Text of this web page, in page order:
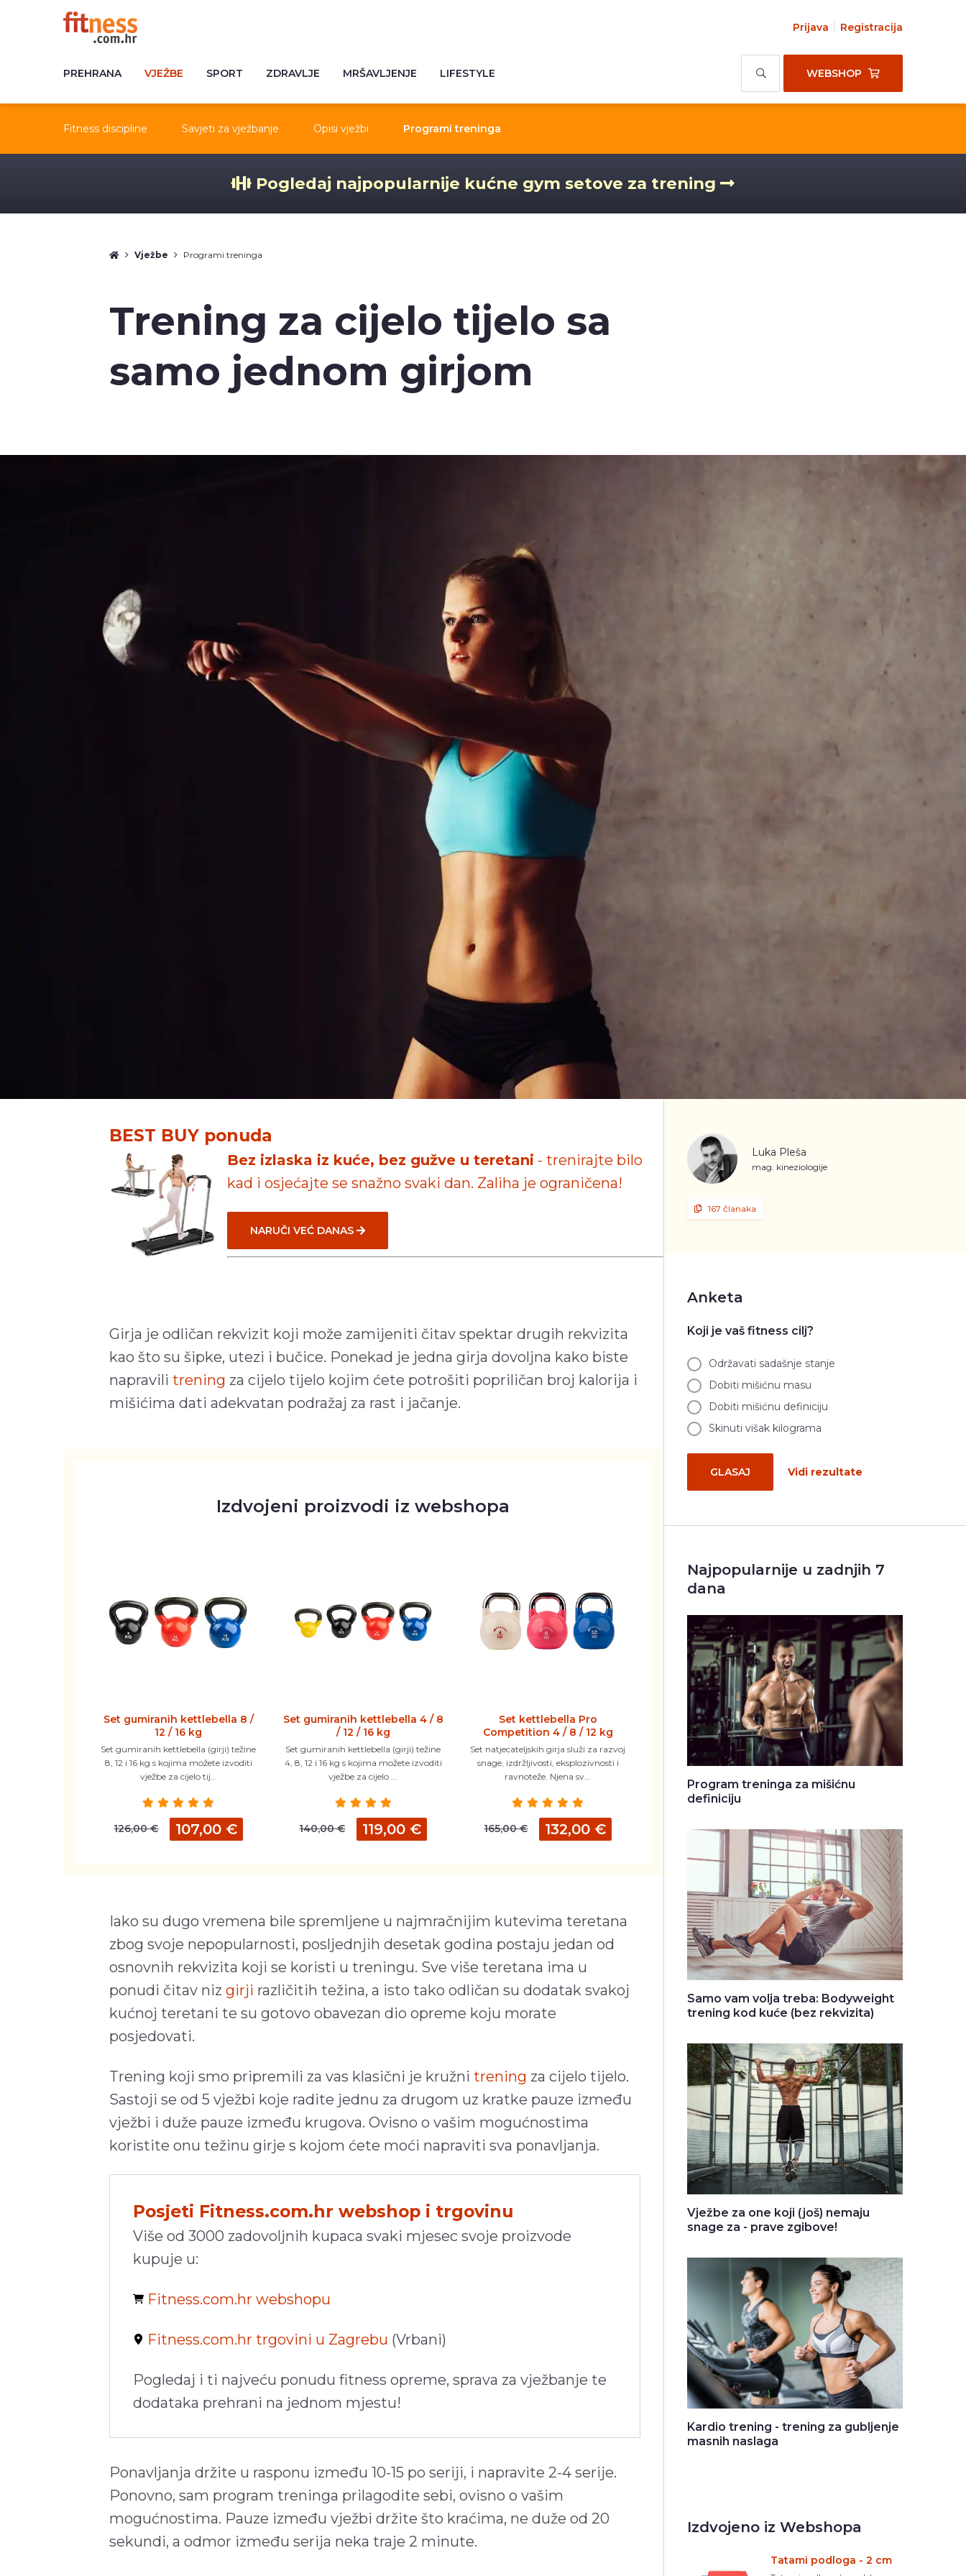
Prijava Registracija
PREHRANA VJEŽBE SPORT ZDRAVLJE MRŠAVLJENJE LIFESTYLE WEBSHOP
Fitness discipline Savjeti za vježbanje Opisi vježbi Programi treninga
Pogledaj najpopularnije kućne gym setove za trening
Vježbe Programi treninga
Trening za cijelo tijelo sa
samo jednom girjom
BEST BUY ponuda
Bez izlaska iz kuće, bez gužve u teretani - trenirajte bilo
kad i osjećajte se snažno svaki dan. Zaliha je ograničena!
NARUČI VEĆ DANAS
Girja je odličan rekvizit koji može zamijeniti čitav spektar drugih rekvizita
kao što su šipke, utezi i bučice. Ponekad je jedna girja dovoljna kako biste
napravili trening za cijelo tijelo kojim ćete potrošiti popriličan broj kalorija i
mišićima dati adekvatan podražaj za rast i jačanje.
Izdvojeni proizvodi iz webshopa
Set gumiranih kettlebella 8 /
12 / 16 kg
Set gumiranih kettlebella (girji) težine
8, 12 i 16 kg s kojima možete izvoditi
vježbe za cijelo tij...
126,00 € 107,00 €
Set gumiranih kettlebella 4 / 8
/ 12 / 16 kg
Set gumiranih kettlebella (girji) težine
4, 8, 12 i 16 kg s kojima možete izvoditi
vježbe za cijelo ...
140,00 € 119,00 €
Set kettlebella Pro
Competition 4 / 8 / 12 kg
Set natjecateljskih girja služi za razvoj
snage, izdržljivosti, eksplozivnosti i
ravnoteže. Njena sv...
165,00 € 132,00 €
Iako su dugo vremena bile spremljene u najmračnijim kutevima teretana
zbog svoje nepopularnosti, posljednjih desetak godina postaju jedan od
osnovnih rekvizita koji se koristi u treningu. Sve više teretana ima u
ponudi čitav niz girji različitih težina, a isto tako odličan su dodatak svakoj
kućnoj teretani te su gotovo obavezan dio opreme koju morate
posjedovati.
Trening koji smo pripremili za vas klasični je kružni trening za cijelo tijelo.
Sastoji se od 5 vježbi koje radite jednu za drugom uz kratke pauze između
vježbi i duže pauze između krugova. Ovisno o vašim mogućnostima
koristite onu težinu girje s kojom ćete moći napraviti sva ponavljanja.
Posjeti Fitness.com.hr webshop i trgovinu
Više od 3000 zadovoljnih kupaca svaki mjesec svoje proizvode
kupuje u:
Fitness.com.hr webshopu
Fitness.com.hr trgovini u Zagrebu (Vrbani)
Pogledaj i ti najveću ponudu fitness opreme, sprava za vježbanje te
dodataka prehrani na jednom mjestu!
Ponavljanja držite u rasponu između 10-15 po seriji, i napravite 2-4 serije.
Ponovno, sam program treninga prilagodite sebi, ovisno o vašim
mogućnostima. Pauze između vježbi držite što kraćima, ne duže od 20
sekundi, a odmor između serija neka traje 2 minute.
Luka Pleša
mag. kineziologije
167 članaka
Anketa
Koji je vaš fitness cilj?
Održavati sadašnje stanje
Dobiti mišićnu masu
Dobiti mišićnu definiciju
Skinuti višak kilograma
GLASAJ Vidi rezultate
Najpopularnije u zadnjih 7
dana
Program treninga za mišićnu
definiciju
Samo vam volja treba: Bodyweight
trening kod kuće (bez rekvizita)
Vježbe za one koji (još) nemaju
snage za - prave zgibove!
Kardio trening - trening za gubljenje
masnih naslaga
Izdvojeno iz Webshopa
Tatami podloga - 2 cm